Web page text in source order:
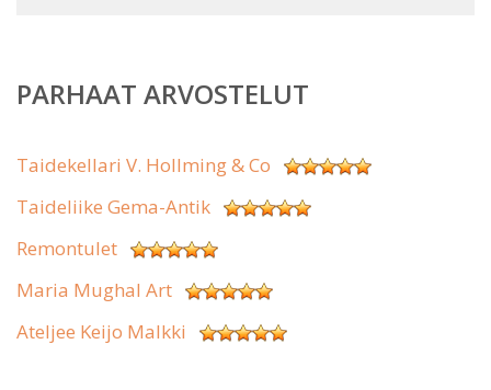
PARHAAT ARVOSTELUT
Taidekellari V. Hollming & Co
Taideliike Gema-Antik
Remontulet
Maria Mughal Art
Ateljee Keijo Malkki